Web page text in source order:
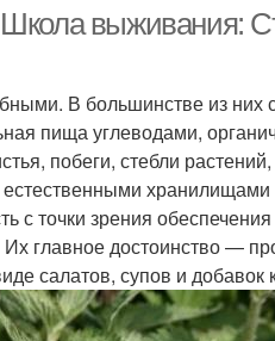
Школа выживания:
В большинстве из них
пища углеводами,
побеги, стебли
точки зрения
главное достоинство —
салатов, супов и добавок